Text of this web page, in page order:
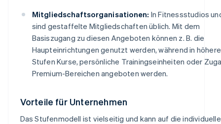
Mitgliedschaftsorganisationen: In Fitnessstudios
sind gestaffelte Mitgliedschaften üblich. Mit dem
Basiszugang zu diesen Angeboten können z. B. die
Haupteinrichtungen genutzt werden, während in
Stufen Kurse, persönliche Trainingseinheiten oder
Premium-Bereichen angeboten werden.
Vorteile für Unternehmen
Das Stufenmodell ist vielseitig und kann auf die